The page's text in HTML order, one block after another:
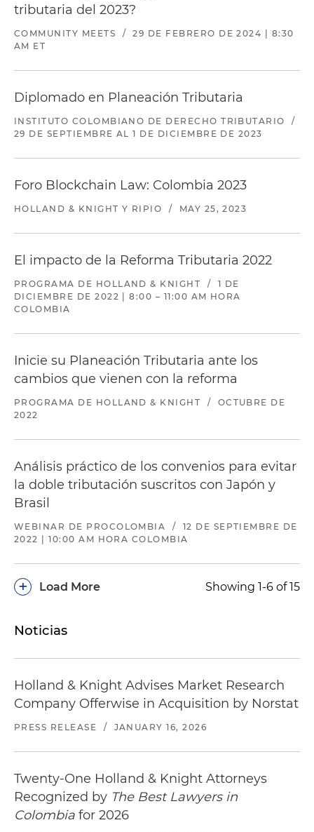
tributaria del 2023?
COMMUNITY MEETS /
29 DE FEBRERO DE 2024 | 8:30
AM ET
Diplomado en Planeación Tributaria
INSTITUTO COLOMBIANO DE DERECHO TRIBUTARIO
/
29 DE SEPTIEMBRE AL 1 DE DICIEMBRE DE 2023
Foro Blockchain Law: Colombia 2023
HOLLAND & KNIGHT Y RIPIO / MAY 25, 2023
El impacto de la Reforma Tributaria 2022
PROGRAMA DE HOLLAND & KNIGHT /
1 DE
DICIEMBRE DE 2022 | 8:00 – 11:00 AM HORA
COLOMBIA
Inicie su Planeación Tributaria ante los
cambios que vienen con la reforma
PROGRAMA DE HOLLAND & KNIGHT /
OCTUBRE DE
2022
Análisis práctico de los convenios para evitar
la doble tributación suscritos con Japón y
Brasil
WEBINAR DE PROCOLOMBIA /
12 DE SEPTIEMBRE DE
2022 | 10:00 AM HORA COLOMBIA
Load More
+ Showing 1-6 of 15
Noticias
Holland & Knight Advises Market Research
Company Offerwise in Acquisition by Norstat
PRESS RELEASE / JANUARY 16, 2026
Twenty-One Holland & Knight Attorneys
Recognized by The Best Lawyers in
Colombia for 2026